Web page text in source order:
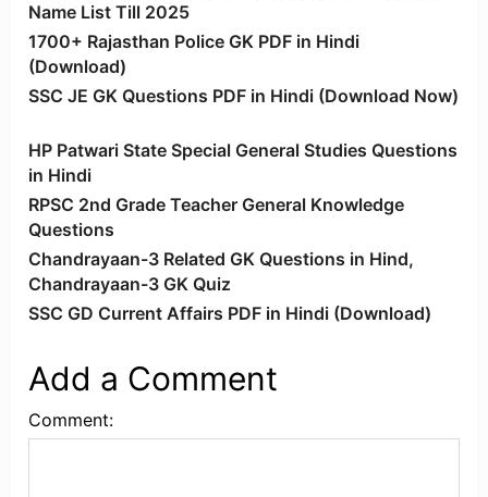
Name List Till 2025
1700+ Rajasthan Police GK PDF in Hindi
(Download)
SSC JE GK Questions PDF in Hindi (Download Now)
HP Patwari State Special General Studies Questions
in Hindi
RPSC 2nd Grade Teacher General Knowledge
Questions
Chandrayaan-3 Related GK Questions in Hind,
Chandrayaan-3 GK Quiz
SSC GD Current Affairs PDF in Hindi (Download)
Add a Comment
Comment: